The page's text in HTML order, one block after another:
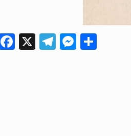
WhatsApp
Facebook
X Telegram